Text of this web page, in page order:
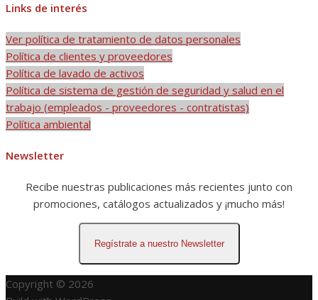
Links de interés
Ver política de tratamiento de datos personales
Política de clientes y proveedores
Política de lavado de activos
Política de sistema de gestión de seguridad y salud en el
trabajo (empleados - proveedores - contratistas)
Política ambiental
Newsletter
Recibe nuestras publicaciones más recientes junto con
promociones, catálogos actualizados y ¡mucho más!
Regístrate a nuestro Newsletter
Copyright © 2026